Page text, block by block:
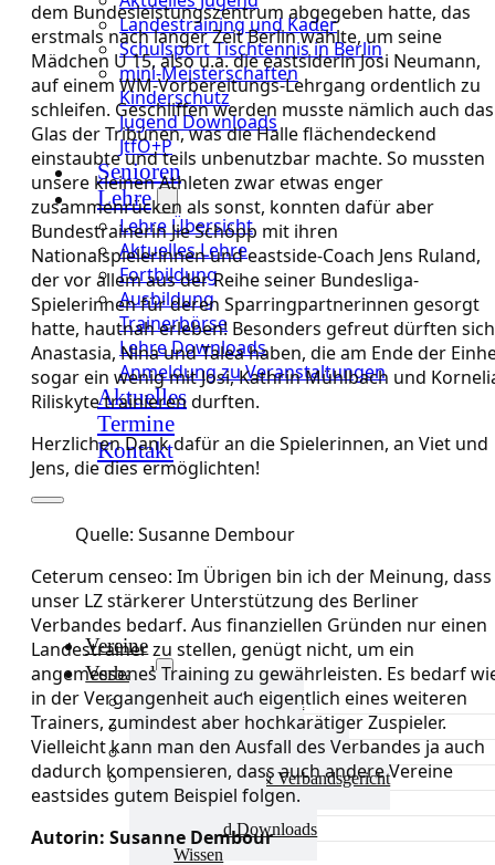
Landestraining und Kader
Schulsport Tischtennis in Berlin
mini-Meisterschaften
Kinderschutz
Jugend Downloads
JtfO+P
Senioren
Lehre
Lehre Übersicht
Aktuelles Lehre
Fortbildung
Ausbildung
Trainerbörse
Lehre Downloads
Anmeldung zu Veranstaltungen
Aktuelles
Termine
Kontakt
Vereine
Verband
Verband Übersicht
Aktuelles Verband
Präsidium & Funktionäre
Ausschüsse & Verbandsgericht
Kinderschutz
Verband Downloads
Wissen
dem Bundesleistungszentrum abgegeben hatte, das
erstmals nach langer Zeit Berlin wählte, um seine
Mädchen U 15, also u.a. die eastsiderin Josi Neumann,
auf einem WM-Vorbereitungs-Lehrgang ordentlich zu
schleifen. Geschliffen werden musste nämlich auch das
Glas der Tribünen, was die Halle flächendeckend
einstaubte und teils unbenutzbar machte. So mussten
unsere kleinen Athleten zwar etwas enger
zusammenrücken als sonst, konnten dafür aber
Bundestrainerin Jie Schöpp mit ihren
Nationalspielerinnen und eastside-Coach Jens Ruland,
der vor allem aus der Reihe seiner Bundesliga-
Spielerinnen für deren Sparringpartnerinnen gesorgt
hatte, hautnah erleben! Besonders gefreut dürften sich
Anastasia, Nina und Talea haben, die am Ende der
sogar ein wenig mit Josi, Kathrin Mühlbach und
Riliskyte trainieren durften.
Herzlichen Dank dafür an die Spielerinnen, an Viet und
Jens, die dies ermöglichten!
Quelle: Susanne Dembour
Ceterum censeo: Im Übrigen bin ich der Meinung, dass
unser LZ stärkerer Unterstützung des Berliner
Verbandes bedarf. Aus finanziellen Gründen nur einen
Landestrainer zu stellen, genügt nicht, um ein
angemessenes Training zu gewährleisten. Es bedarf
in der Vergangenheit auch eigentlich eines weiteren
Trainers, zumindest aber hochkarätiger Zuspieler.
Vielleicht kann man den Ausfall des Verbandes ja auch
dadurch kompensieren, dass auch andere Vereine
eastsides gutem Beispiel folgen.
Autorin: Susanne Dembour